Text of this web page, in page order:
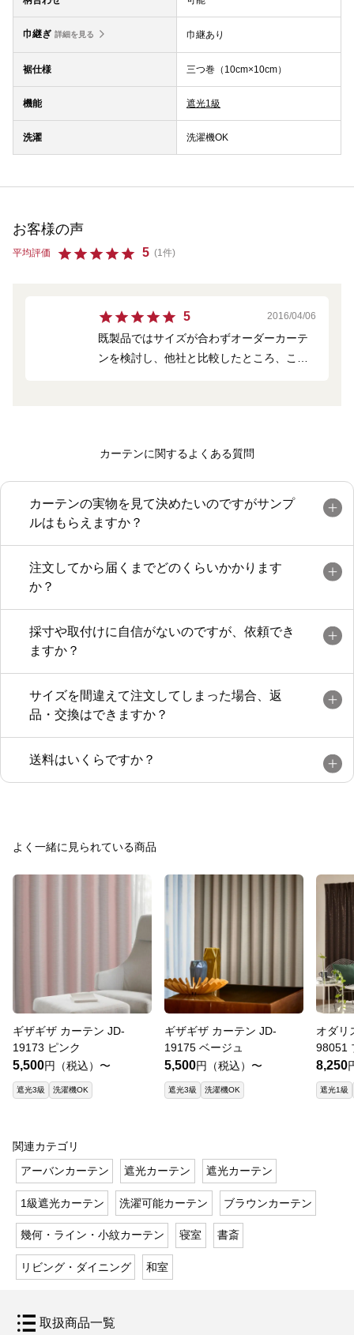
巾継ぎ 詳細を見る 巾継あり
裾仕様 三つ巻（10cm×10cm）
機能 遮光1級
洗濯 洗濯機OK
お客様の声
平均評価 5 (1件)
5 2016/04/06
既製品ではサイズが合わずオーダーカーテ
ンを検討し、他社と比較したところ、こち
自社工場があるので信頼できると思った。
カーテンに関するよくある質問
カーテンの実物を見て決めたいのですがサンプ
ルはもらえますか？
注文してから届くまでどのくらいかかります
か？
採寸や取付けに自信がないのですが、依頼でき
ますか？
サイズを間違えて注文してしまった場合、返
品・交換はできますか？
送料はいくらですか？
よく一緒に見られている商品
ギザギザ カーテン JD-
19173 ピンク
5,500円（税込）〜
遮光3級 洗濯機OK
ギザギザ カーテン JD-
19175 ベージュ
5,500円（税込）〜
遮光3級 洗濯機OK
オダリ
98051
8,250
遮光1級
関連カテゴリ
アーバンカーテン
遮光カーテン 遮光カーテン
1級遮光カーテン 洗濯可能カーテン ブラウンカーテン
幾何・ライン・小紋カーテン 寝室 書斎
リビング・ダイニング 和室
取扱商品一覧